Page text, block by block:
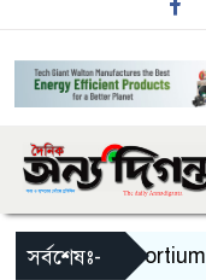
সর্বশেষঃ-Sportium